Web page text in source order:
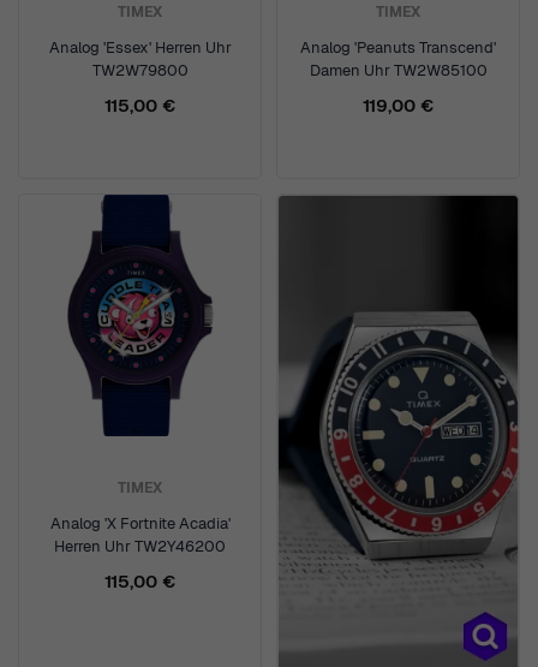
TIMEX
Analog 'Essex' Herren Uhr
TW2W79800
115,00 €
TIMEX
Analog 'Peanuts Transcend'
Damen Uhr TW2W85100
119,00 €
TIMEX
Analog 'X Fortnite Acadia'
Herren Uhr TW2Y46200
115,00 €